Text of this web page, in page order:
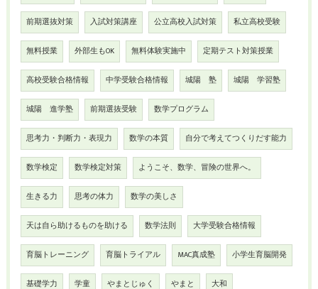
前期選抜対策 入試対策講座 公立高校入試対策 私立高校受験
無料授業 外部生もOK 無料体験実施中 定期テスト対策授業
高校受験合格情報 中学受験合格情報 城陽 塾 城陽 学習塾
城陽 進学塾 前期選抜受験 数学プログラム
思考力・判断力・表現力 数学の本質 自分で考えてつくりだす能力
数学検定 数学検定対策 ようこそ、数学、冒険の世界へ。
生きる力 思考の体力 数学の美しさ
天は自ら助けるものを助ける 数学法則 大学受験合格情報
育脳トレーニング 育脳トライアル MAC真成塾 小学生育脳開発
基礎学力 学童 やまとじゅく やまと 大和